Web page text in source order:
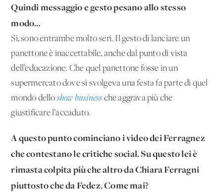
Quindi messaggio e gesto pesano allo stesso
modo…
Si, sono entrambe molto seri. Il gesto di lanciare un
panettone è inaccettabile, anche dal punto di vista
dell’educazione. Che quel panettone fosse in un
supermercato dove si svolgeva una festa fa parte di quel
mondo dello show business che aggrava più che
giustificare l’accaduto.
A questo punto cominciano i video dei Ferragnez
che contestano le critiche social. Su questo lei è
rimasta colpita più che altro da Chiara Ferragni
piuttosto che da Fedez. Come mai?